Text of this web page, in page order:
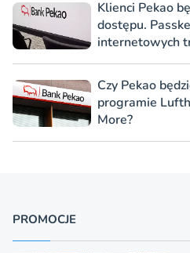
Klienci Pekao
dostępu.
internetowych
Czy Pekao
programie
More?
PROMOCJE